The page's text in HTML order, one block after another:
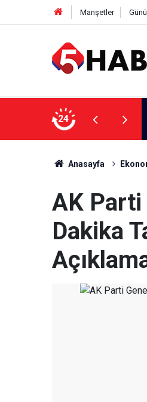
Manşetler
24
dahil 11 kişi gözaltına alındı
Anasayfa
AK Parti
Dakika